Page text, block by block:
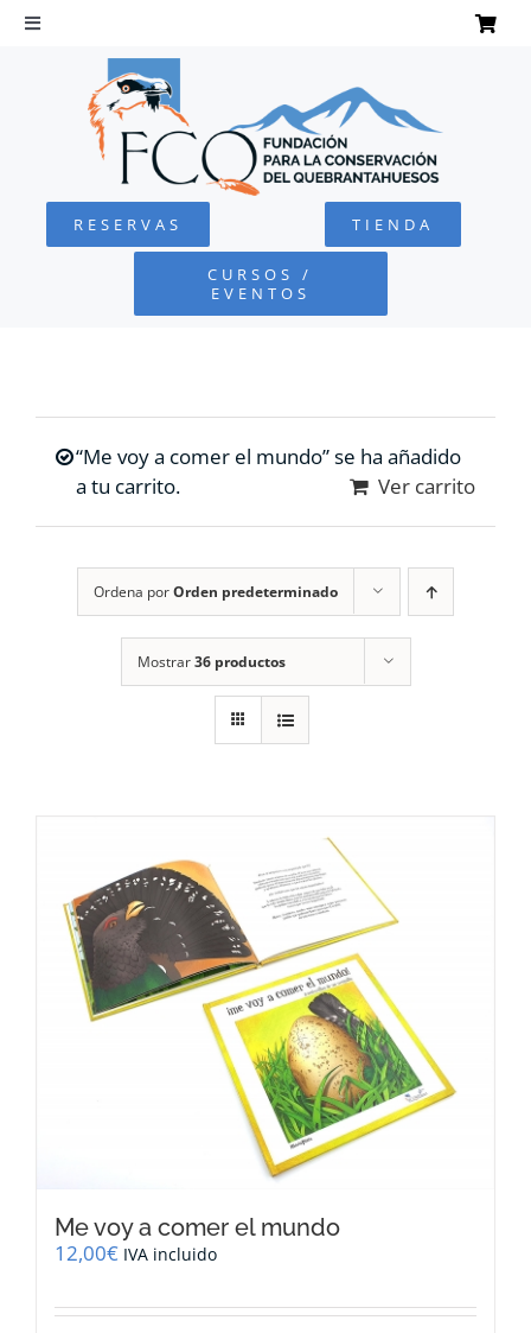
Saltar
Toggle
Navigation
QUEBRANTAHUESOS
FUNDACIÓN
RESERVAS TIENDA
CURSOS /
EVENTOS
“Me voy a comer el mundo” se ha añadido
a tu carrito.
Ver carrito
Ordena porOrden predeterminado
Mostrar36 productos
Me voy a comer el mundo
12,00€ IVA incluido